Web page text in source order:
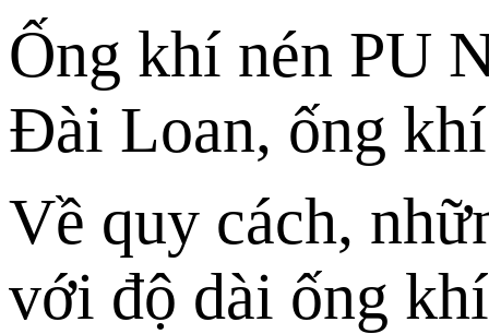
Ống khí nén PU
Đài Loan, ống
Về quy cách,
với độ dài ống